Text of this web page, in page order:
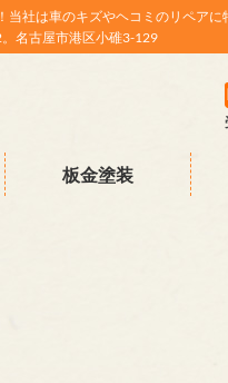
当社は車のキズやヘコミのリペア
名古屋市港区小碓3-129
板金塗装